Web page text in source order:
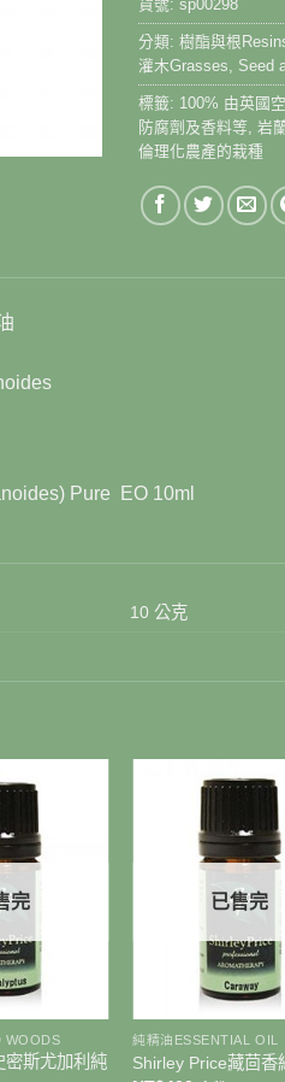
貨號:sp00298
分類:樹酯與根
灌木Grasses, Seed
標籤: 100% 由英國
防腐劑及香料等,岩
倫理化農產的栽種
Pure EO 10ml
10 公克
完
WOODS
密斯尤加利純
已售完
純精油ESSENTIAL OIL
Shirley Price藏茴香